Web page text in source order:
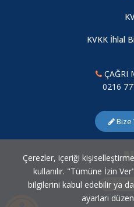
KVKK İhlal
ÇAĞRI
0216
Bize
Çerez
Çerezler, içeriği
kullanılır. "Tümüne İzin
bilgilerini kabul edebilir ya
ayarları